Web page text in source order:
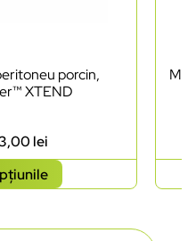
porcin,
XTEND
lei